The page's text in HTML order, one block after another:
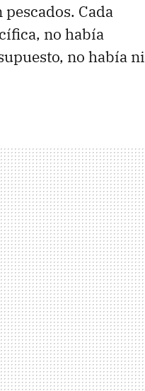
Cada
no había
no había ni